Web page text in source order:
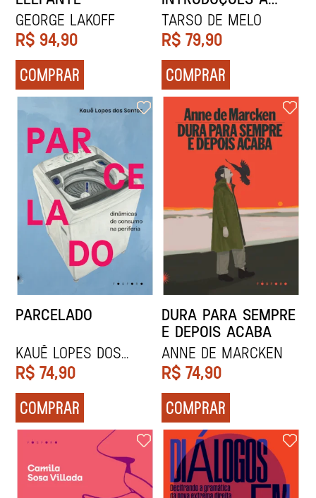
George Lakoff
R$ 94,90
COMPRAR
POESIA
Tarso de Melo
R$ 79,90
COMPRAR
PARCELADO
Kauê Lopes dos
Santos
R$ 74,90
COMPRAR
DURA PARA SEMPRE
E DEPOIS ACABA
Anne de Marcken
R$ 74,90
COMPRAR